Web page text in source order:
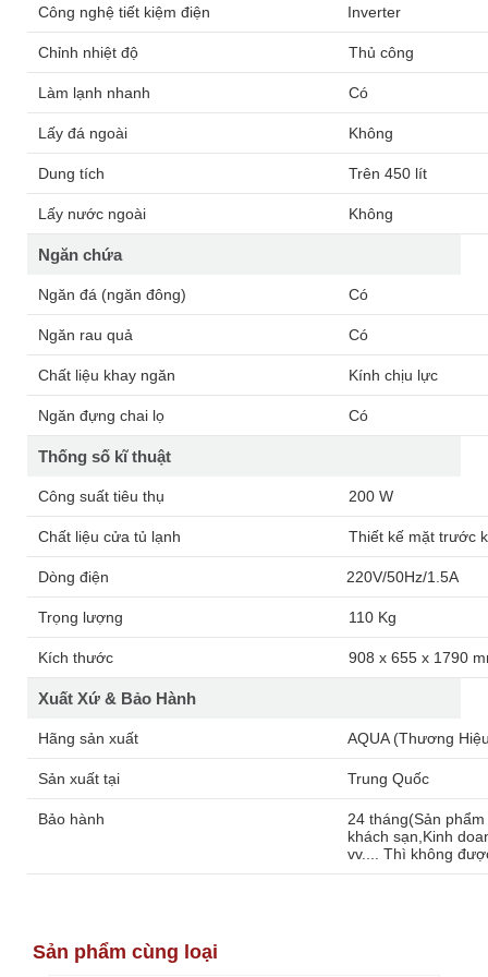
Công nghệ tiết kiệm điện Inverter
Chỉnh nhiệt độ Thủ công
Làm lạnh nhanh Có
Lấy đá ngoài Không
Dung tích Trên 450 lít
Lấy nước ngoài Không
Ngăn chứa
Ngăn đá (ngăn đông) Có
Ngăn rau quả Có
Chất liệu khay ngăn Kính chịu lực
Ngăn đựng chai lọ Có
Thống số kĩ thuật
Công suất tiêu thụ 200 W
Chất liệu cửa tủ lạnh Thiết kế mặt trước
Dòng điện 220V/50Hz/1.5A
Trọng lượng 110 Kg
Kích thước 908 x 655 x 1790
Xuất Xứ & Bảo Hành
Hãng sản xuất AQUA (Thương
Sản xuất tại Trung Quốc
Bảo hành
24 tháng(Sản
khách sạn,Kinh
vv.... Thì không
Sản phẩm cùng loại